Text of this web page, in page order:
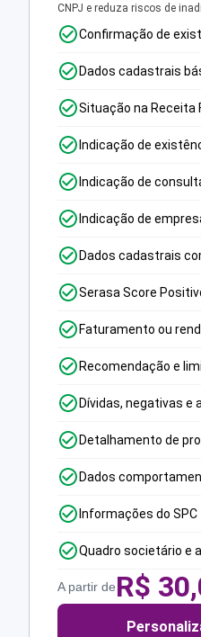
CNPJ e reduza riscos de
Confirmação de
Dados cadastrais
Situação na Receita
Indicação de
Indicação de
Indicação de
Dados cadastrais
Serasa Score
Faturamento ou
Recomendação e
Dívidas, negativas e
Detalhamento de
Dados
Informações do SPC
Quadro societário e
A partir deR$